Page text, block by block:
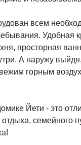
всем
Удобная
просторная
А наружу
горным
Йети - это
отдыха, семейного